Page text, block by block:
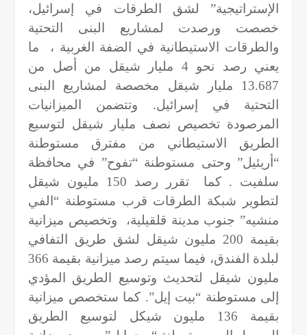
الإستراتيجية” لشق الطرقات في إسرائيل،
خصصت ورصدت لمشاريع البنى التحتية
والطرقات الاستيطانية في الضفة الغربية ،
ما
يعني رصد نحو 4 مليار شيقل من أصل من
13.687 مليار شيقل مخصصة لمشاريع البنى
التحتية في إسرائيل. وتتضمن الميزانيات
المرصودة تخصيص نصف مليار شيقل لتوسيع
الطريق الاستيطاني من مفترق مستوطنة
“أريئيل” وحتى مستوطنة “تفوح” في محافظة
سلفيت . كما
تقرر رصد 150 مليون شيقل
لتطوير شبكة الطرقات قرب مستوطنة “الفي
منشيه” جنوب مدينة قلقيلية،
وتخصيص ميزانية
بقيمة 200 مليون شيقل لشق طريق التفافي
لبلدة الفندق، فيما سيتم رصد ميزانية بقيمة 366
مليون شيقل لتحديث وتوسيع الطريق المؤدي
إلى مستوطنة “بيت إيل”. كما ستخصص ميزانية
بقيمة 136 مليون شيكل لتوسيع الطريق